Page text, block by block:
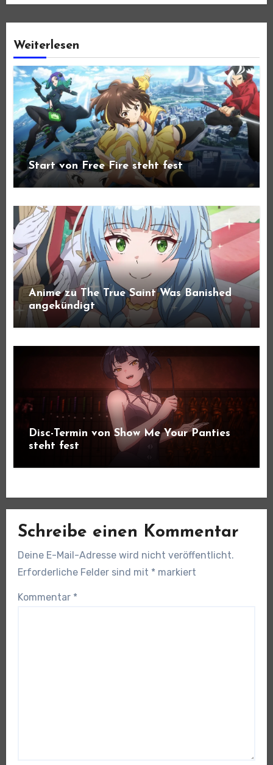
Weiterlesen
Start von Free Fire steht fest
Anime zu The True Saint Was Banished
angekündigt
Disc-Termin von Show Me Your Panties
steht fest
Schreibe einen Kommentar
Deine E-Mail-Adresse wird nicht veröffentlicht.
Erforderliche Felder sind mit * markiert
Kommentar *